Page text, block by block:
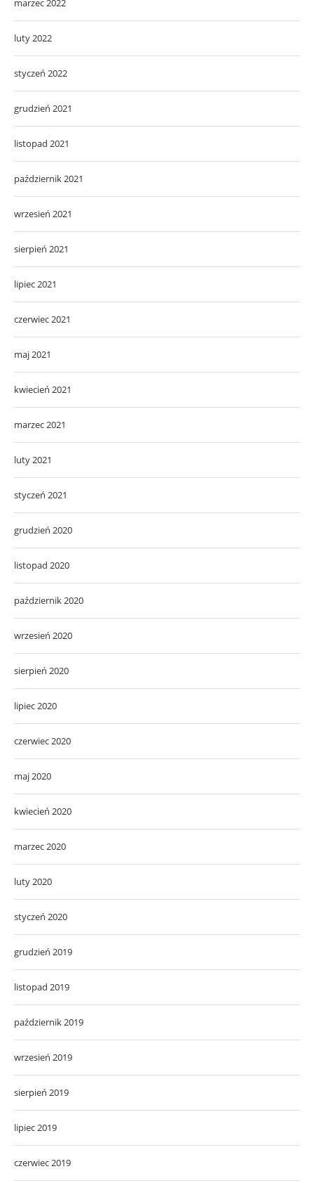
marzec 2022
luty 2022
styczeń 2022
grudzień 2021
listopad 2021
październik 2021
wrzesień 2021
sierpień 2021
lipiec 2021
czerwiec 2021
maj 2021
kwiecień 2021
marzec 2021
luty 2021
styczeń 2021
grudzień 2020
listopad 2020
październik 2020
wrzesień 2020
sierpień 2020
lipiec 2020
czerwiec 2020
maj 2020
kwiecień 2020
marzec 2020
luty 2020
styczeń 2020
grudzień 2019
listopad 2019
październik 2019
wrzesień 2019
sierpień 2019
lipiec 2019
czerwiec 2019